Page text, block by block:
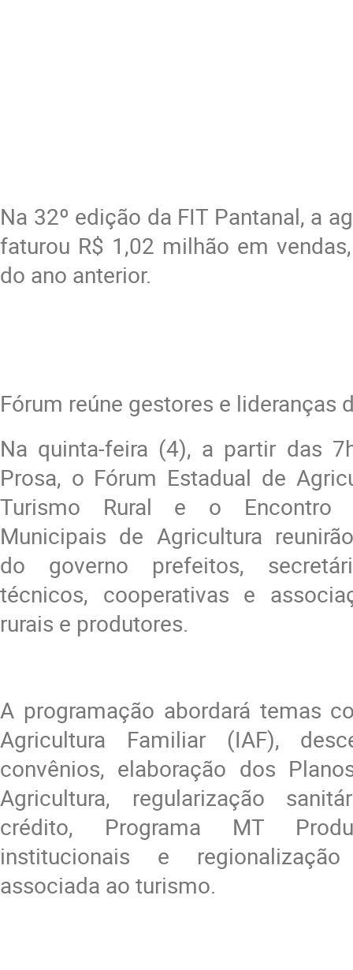
Na 32º edição da FIT Pantanal, a
faturou R$ 1,02 milhão em
do ano anterior.
Fórum reúne gestores e lideranças
Na quinta-feira (4), a partir das
Prosa, o Fórum Estadual de
Turismo Rural e o Encontro
Municipais de Agricultura
do governo prefeitos,
técnicos, cooperativas e
rurais e produtores.
A programação abordará temas
Agricultura Familiar (IAF),
convênios, elaboração dos
Agricultura, regularização
crédito, Programa MT
institucionais e
associada ao turismo.